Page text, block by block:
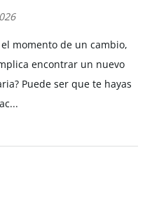
momento de un cambio,
encontrar un nuevo
Puede ser que te hayas